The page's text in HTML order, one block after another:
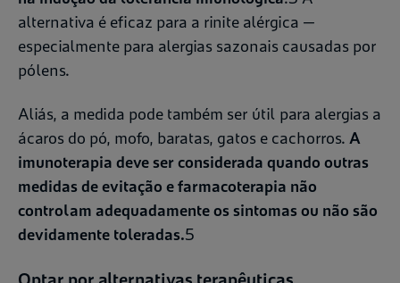
alternativa é eficaz para a rinite alérgica —
especialmente para alergias sazonais causadas por
pólens.
Aliás, a medida pode também ser útil para alergias a
ácaros do pó, mofo, baratas, gatos e cachorros. A
imunoterapia deve ser considerada quando outras
medidas de evitação e farmacoterapia não
controlam adequadamente os sintomas ou não são
devidamente toleradas.5